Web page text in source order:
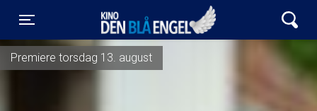
Toggle navigation
Kino Den Blå Engel
Premiere torsdag 13. august